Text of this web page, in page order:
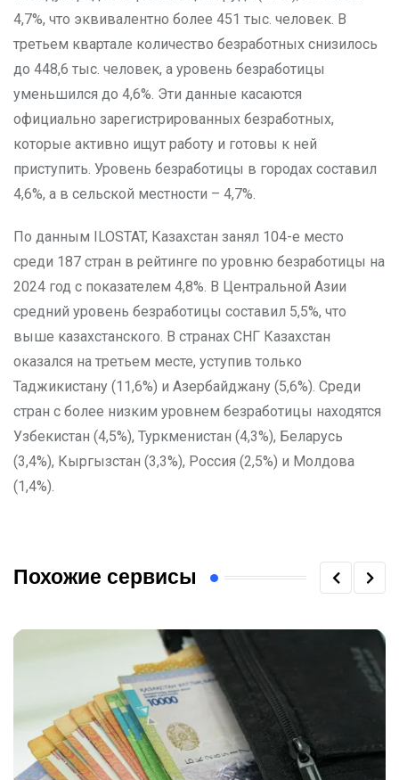
4,7%, что эквивалентно более 451 тыс. человек. В
третьем квартале количество безработных снизилось
до 448,6 тыс. человек, а уровень безработицы
уменьшился до 4,6%. Эти данные касаются
официально зарегистрированных безработных,
которые активно ищут работу и готовы к ней
приступить. Уровень безработицы в городах составил
4,6%, а в сельской местности – 4,7%.
По данным ILOSTAT, Казахстан занял 104-е место
среди 187 стран в рейтинге по уровню безработицы на
2024 год с показателем 4,8%. В Центральной Азии
средний уровень безработицы составил 5,5%, что
выше казахстанского. В странах СНГ Казахстан
оказался на третьем месте, уступив только
Таджикистану (11,6%) и Азербайджану (5,6%). Среди
стран с более низким уровнем безработицы находятся
Узбекистан (4,5%), Туркменистан (4,3%), Беларусь
(3,4%), Кыргызстан (3,3%), Россия (2,5%) и Молдова
(1,4%).
Похожие сервисы